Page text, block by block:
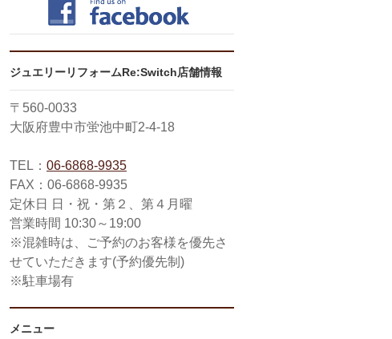
ジュエリーリフォームRe:Switch店舗情報
〒560-0033
大阪府豊中市蛍池中町2-4-18
TEL： 06-6868-9935
FAX：06-6868-9935
定休日 日・祝・第２、第４月曜
営業時間 10:30～19:00
※混雑時は、ご予約のお客様を優先さ
せていただきます(予約優先制)
※駐車場有
メニュー